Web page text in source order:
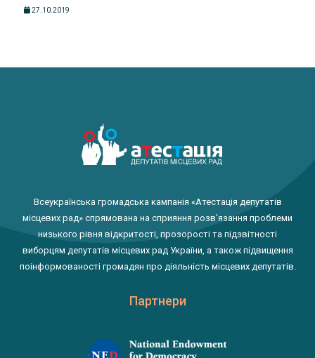
27.10.2019
Всеукраїнська громадська кампанія «Атестація депутатів
місцевих рад» спрямована на сприяння розв'язання проблеми
низького рівня відкритості, прозорості та підзвітності
виборцям депутатів місцевих рад України, а також підвищення
поінформованості громадян про діяльність місцевих депутатів.
Партнери